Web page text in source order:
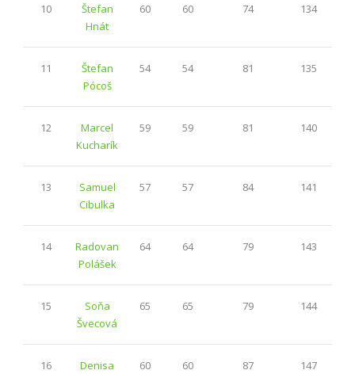
10
Štefan
Hnát
60 60 74 134
11
Štefan
Pócoš
54 54 81 135
12
Marcel
Kucharík
59 59 81 140
13
Samuel
Cibulka
57 57 84 141
14
Radovan
Polášek
64 64 79 143
15
Soňa
Švecová
65 65 79 144
16
Denisa
60 60 87 147